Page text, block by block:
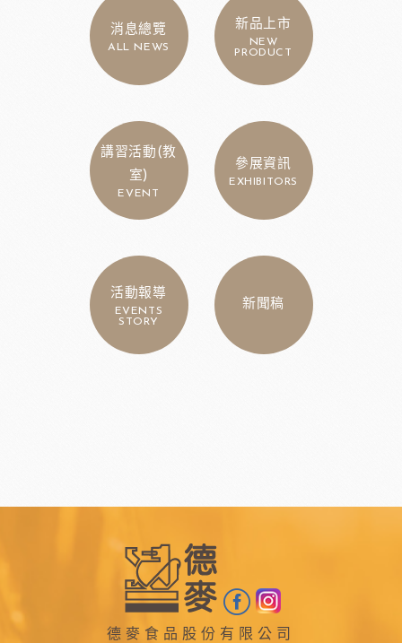
消息總覽
ALL NEWS
新品上市
NEW
PRODUCT
講習活動(教
室)
EVENT
參展資訊
EXHIBITORS
活動報導
EVENTS
STORY
新聞稿
德麥食品股份有限公司